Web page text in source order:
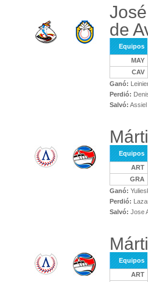
de
Equipos
MAY
CAV
Ganó:
Perdió:
Salvó:
Equipos
ART
GRA
Ganó:
Perdió:
Salvó: Jose
Equipos
ART